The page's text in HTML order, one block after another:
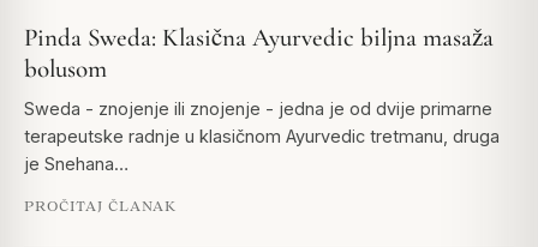
Pinda Sweda: Klasična Ayurvedic biljna masaža
bolusom
Sweda - znojenje ili znojenje - jedna je od dvije primarne
terapeutske radnje u klasičnom Ayurvedic tretmanu, druga
je Snehana…
PROČITAJ ČLANAK